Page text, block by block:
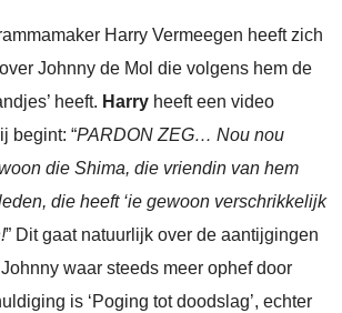
Harry Vermeegen heeft zich
Johnny de Mol die volgens hem de
heeft. Harry heeft een video
begint: “PARDON ZEG… Nou nou
die Shima, die vriendin van hem
die heeft ‘ie gewoon verschrikkelijk
” Dit gaat natuurlijk over de aantijgingen
waar steeds meer ophef door
is ‘Poging tot doodslag’, echter